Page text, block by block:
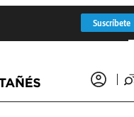
Suscríbete